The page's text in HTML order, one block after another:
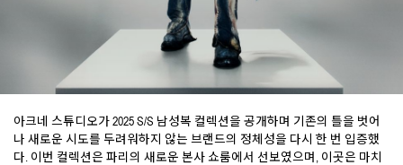
아크네 스튜디오가 2025 S/S 남성복 컬렉션을 공개하며 기존의 틀을 벗어
나 새로운 시도를 두려워하지 않는 브랜드의 정체성을 다시 한 번 입증했
다. 이번 컬렉션은 파리의 새로운 본사 쇼룸에서 선보였으며, 이곳은 마치